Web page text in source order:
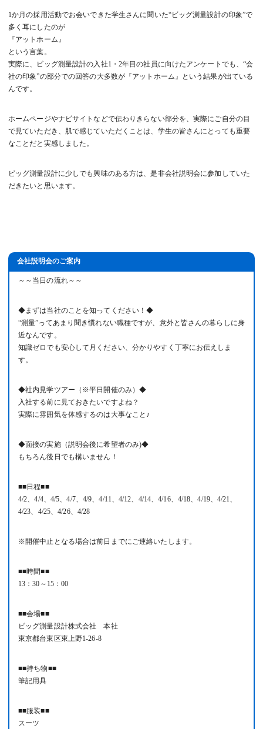
1か月の採用活動でお会いできた学生さんに聞いた“ビッグ測量設計の印象”で
多く耳にしたのが
『アットホーム』
という言葉。
実際に、ビッグ測量設計の入社1・2年目の社員に向けたアンケートでも、“会
社の印象”の部分での回答の大多数が『アットホーム』という結果が出ている
んです。
ホームページやナビサイトなどで伝わりきらない部分を、実際にご自分の目
で見ていただき、肌で感じていただくことは、学生の皆さんにとっても重要
なことだと実感しました。
ビッグ測量設計に少しでも興味のある方は、是非会社説明会に参加していた
だきたいと思います。
会社説明会のご案内
～～当日の流れ～～
◆まずは当社のことを知ってください！◆
“測量”ってあまり聞き慣れない職種ですが、意外と皆さんの暮らしに身
近なんです。
知識ゼロでも安心して月ください、分かりやすく丁寧にお伝えしま
す。
◆社内見学ツアー（※平日開催のみ）◆
入社する前に見ておきたいですよね？
実際に雰囲気を体感するのは大事なこと♪
◆面接の実施（説明会後に希望者のみ)◆
もちろん後日でも構いません！
■■日程■■
4/2、4/4、4/5、4/7、4/9、4/11、4/12、4/14、4/16、4/18、4/19、4/21、
4/23、4/25、4/26、4/28
※開催中止となる場合は前日までにご連絡いたします。
■■時間■■
13：30～15：00
■■会場■■
ビッグ測量設計株式会社 本社
東京都台東区東上野1-26-8
■■持ち物■■
筆記用具
■■服装■■
スーツ